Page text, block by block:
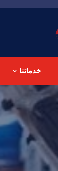
خدماتنا